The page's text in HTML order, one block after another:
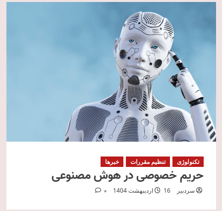
تکنولوژی تنظیم مقررات خبرها
حریم خصوصی در هوش مصنوعی
سردبیر 16 اردیبهشت 1404 0